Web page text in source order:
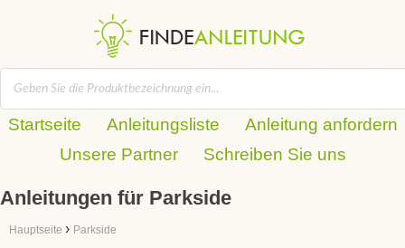
Startseite Anleitungsliste
Anleitung anfordern
Unsere Partner
Schreiben Sie uns
Anleitungen für Parkside
Hauptseite › Parkside